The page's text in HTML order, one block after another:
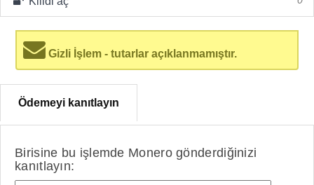
Gizli İşlem - tutarlar açıklanmamıştır.
Ödemeyi kanıtlayın
Birisine bu işlemde Monero gönderdiğinizi
kanıtlayın: